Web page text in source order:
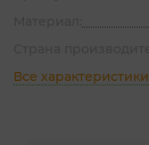
Все характеристики